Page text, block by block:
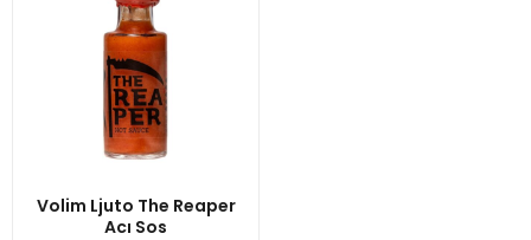
Volim Ljuto The Reaper
Acı Sos